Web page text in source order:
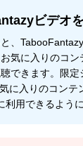
ビデオ
、
気に入りのコ
できます。限
に入りのコンテ
利用できるよう